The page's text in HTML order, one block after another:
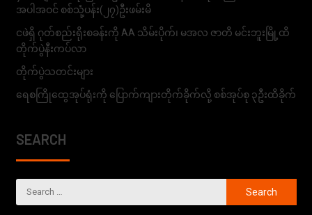
အပါအဝင် စစ်သုံ့ပန်း(၂၇)ဦးဖမ်းမိ
ငဖဲရှိ ဂုတ်စည်းရိုးစခန်းကို AA သိမ်းပိုက်၊ မအလ ဇာတိ မင်းဘူးမြို့ထိ
တိုက်ပွဲနီးကပ်လာ
တိုက်ပွဲသတင်းများ
ရေစကြိုထွေအုပ်ရုံးကို ပြောက်ကျားတိုက်ခိုက်လို့ စစ်အုပ်စု ၃ဦးထိခိုက်
SEARCH